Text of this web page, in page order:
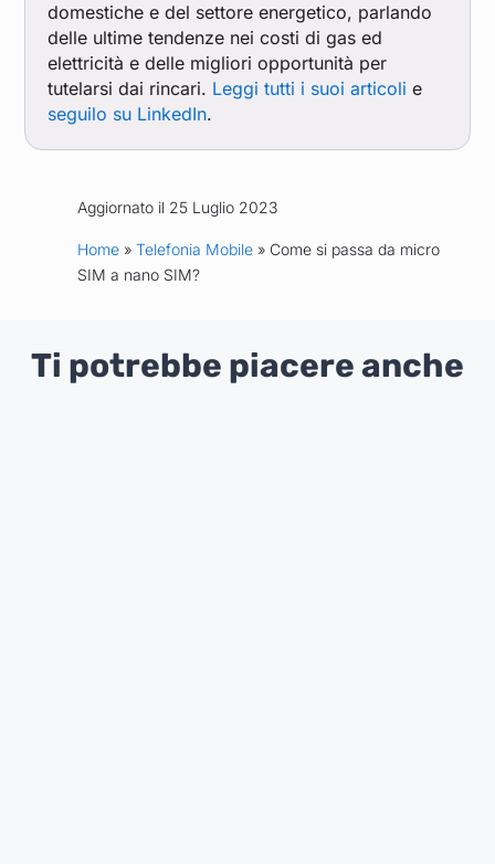
domestiche e del settore energetico, parlando
delle ultime tendenze nei costi di gas ed
elettricità e delle migliori opportunità per
tutelarsi dai rincari. Leggi tutti i suoi articoli e
seguilo su LinkedIn.
Aggiornato il 25 Luglio 2023
Home» Telefonia Mobile» Come si passa da micro
SIM a nano SIM?
Ti potrebbe piacere anche